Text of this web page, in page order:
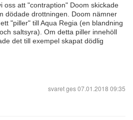
oss att "contraption" Doom skickade
dödade drottningen. Doom nämner
"piller" till Aqua Regia (en blandning
saltsyra). Om detta piller innehöll
det till exempel skapat dödlig
svaret ges07.01.2018 09:35